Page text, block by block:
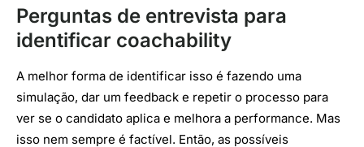
Perguntas de entrevista para
identificar coachability
A melhor forma de identificar isso é fazendo uma
simulação, dar um feedback e repetir o processo para
ver se o candidato aplica e melhora a performance. Mas
isso nem sempre é factível. Então, as possíveis